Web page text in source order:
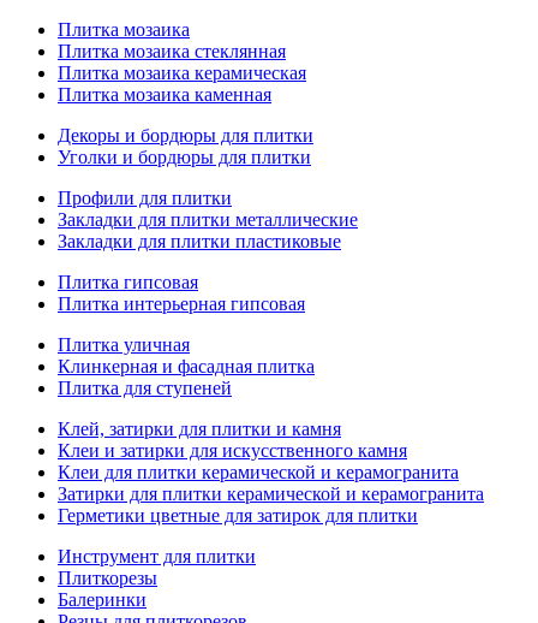
Плитка мозаика
Плитка мозаика стеклянная
Плитка мозаика керамическая
Плитка мозаика каменная
Декоры и бордюры для плитки
Уголки и бордюры для плитки
Профили для плитки
Закладки для плитки металлические
Закладки для плитки пластиковые
Плитка гипсовая
Плитка интерьерная гипсовая
Плитка уличная
Клинкерная и фасадная плитка
Плитка для ступеней
Клей, затирки для плитки и камня
Клеи и затирки для искусственного камня
Клеи для плитки керамической и керамогранита
Затирки для плитки керамической и керамогранита
Герметики цветные для затирок для плитки
Инструмент для плитки
Плиткорезы
Балеринки